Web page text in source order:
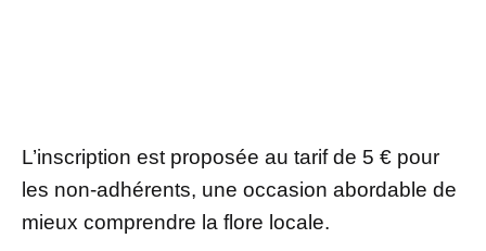
L’inscription est proposée au tarif de 5 € pour
les non-adhérents, une occasion abordable de
mieux comprendre la flore locale.